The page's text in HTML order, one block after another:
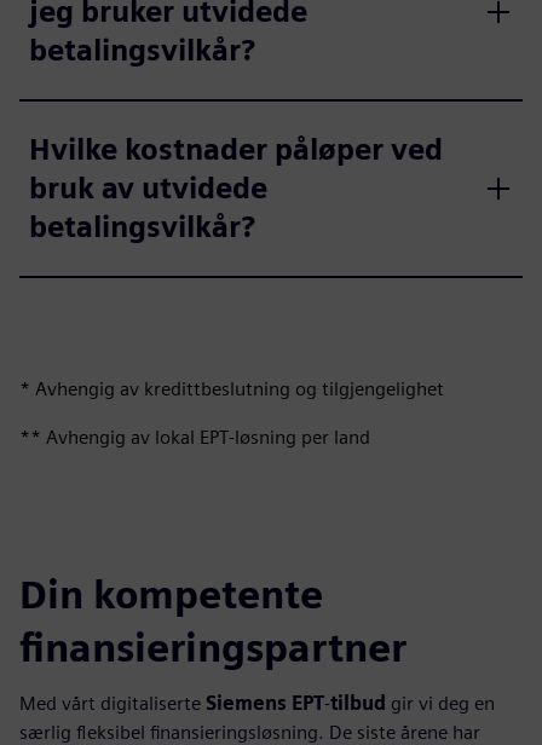
jeg bruker utvidede
betalingsvilkår?
Hvilke kostnader påløper ved
bruk av utvidede
betalingsvilkår?
* Avhengig av kredittbeslutning og tilgjengelighet
** Avhengig av lokal EPT‑løsning per land
Din kompetente
finansieringspartner
Med vårt digitaliserte Siemens EPT‑tilbud gir vi deg en
særlig fleksibel finansieringsløsning. De siste årene har